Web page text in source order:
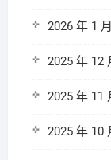
2026 年 1 月
2025 年 12
2025 年 11
2025 年 10